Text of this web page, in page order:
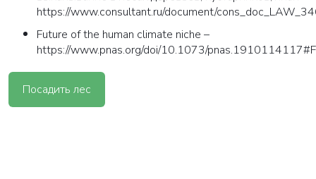
https://www.consultant.ru/document/
Future of the human climate niche –
https://www.pnas.org/doi/10.1073/
Посадить лес